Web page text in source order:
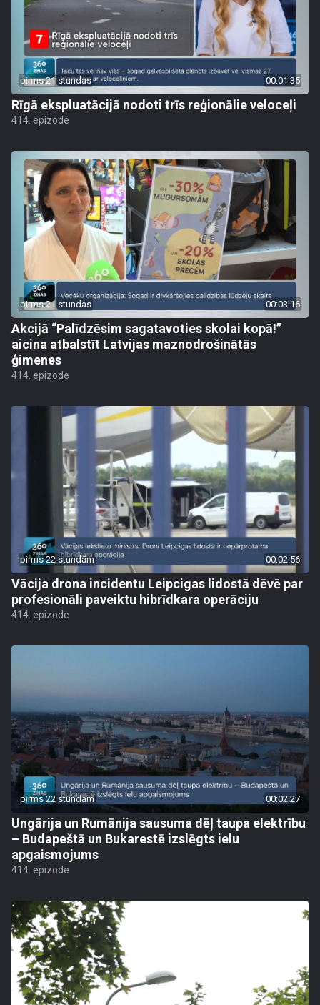
pirms 21 stundas 00:01:35
Rīgā ekspluatācijā nodoti trīs reģionālie veloceļi
414. epizode
pirms 21 stundas 00:03:16
Akcijā “Palīdzēsim sagatavoties skolai kopā!”
aicina atbalstīt Latvijas maznodrošinātās
ģimenes
414. epizode
pirms 22 stundām 00:02:56
Vācija drona incidentu Leipcigas lidostā dēvē par
profesionāli paveiktu hibrīdkara operāciju
414. epizode
pirms 22 stundām 00:02:27
Ungārija un Rumānija sausuma dēļ taupa elektrību
– Budapeštā un Bukarestē izslēgts ielu
apgaismojums
414. epizode